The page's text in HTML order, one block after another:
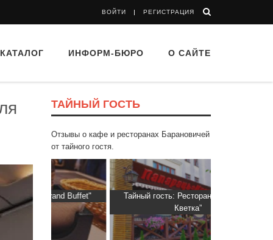
ВОЙТИ РЕГИСТРАЦИЯ
КАТАЛОГ ИНФОРМ-БЮРО О САЙТЕ
ТАЙНЫЙ ГОСТЬ
Отзывы о кафе и ресторанах Барановичей
от тайного гостя.
Buffet"
Тайный гость: Ресторан “Папараць